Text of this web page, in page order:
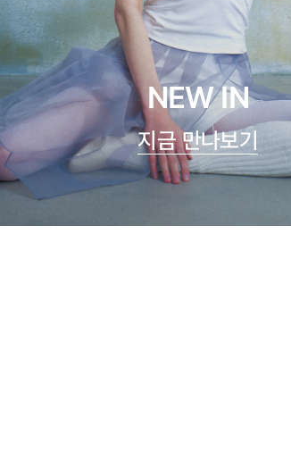
NEW IN
지금 만나보기
쿨실크 루루 캐미탑